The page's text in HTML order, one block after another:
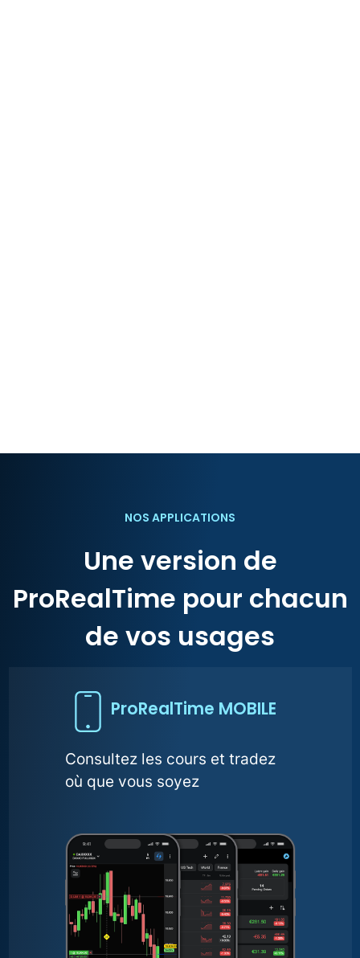
NOS APPLICATIONS
Une version de
ProRealTime pour chacun
de vos usages
ProRealTime MOBILE
Consultez les cours et tradez
où que vous soyez